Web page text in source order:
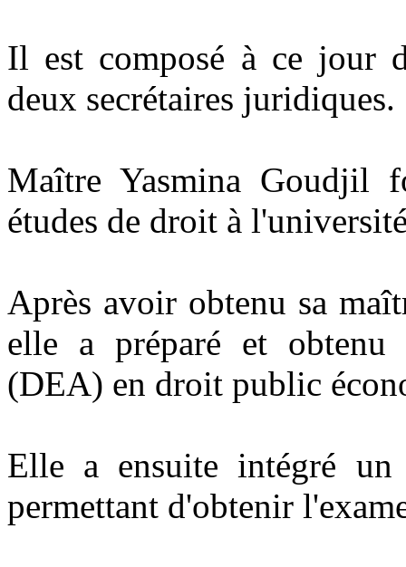
Il est composé à ce jour
deux secrétaires juridiques.
Maître Yasmina Goudjil
études de droit à
Après avoir obtenu sa
elle a préparé et obtenu
(DEA) en droit public
Elle a ensuite intégré
permettant d'obtenir